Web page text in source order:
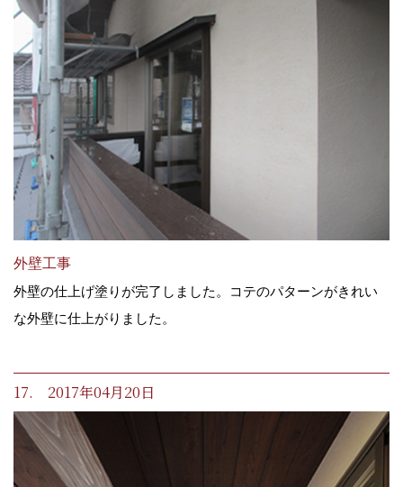
外壁工事
外壁の仕上げ塗りが完了しました。コテのパターンがきれい
な外壁に仕上がりました。
17. 2017年04月20日